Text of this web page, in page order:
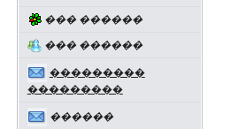
��� ������
��� ������
���������
���������
������